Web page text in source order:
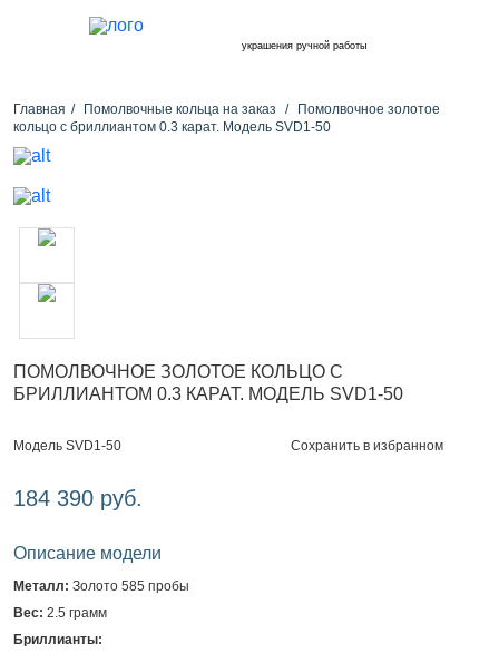
украшения ручной работы
Главная Помолвочные кольца на заказ
Помолвочное золотое
кольцо с бриллиантом 0.3 карат. Модель SVD1-50
ПОМОЛВОЧНОЕ ЗОЛОТОЕ КОЛЬЦО С
БРИЛЛИАНТОМ 0.3 КАРАТ. МОДЕЛЬ SVD1-50
Модель SVD1-50 Сохранить в избранном
184 390 руб.
Описание модели
Металл: Золото 585 пробы
Вес: 2.5 грамм
Бриллианты: